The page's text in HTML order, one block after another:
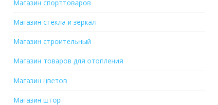
Магазин спорттоваров
Магазин стекла и зеркал
Магазин строительный
Магазин товаров для отопления
Магазин цветов
Магазин штор